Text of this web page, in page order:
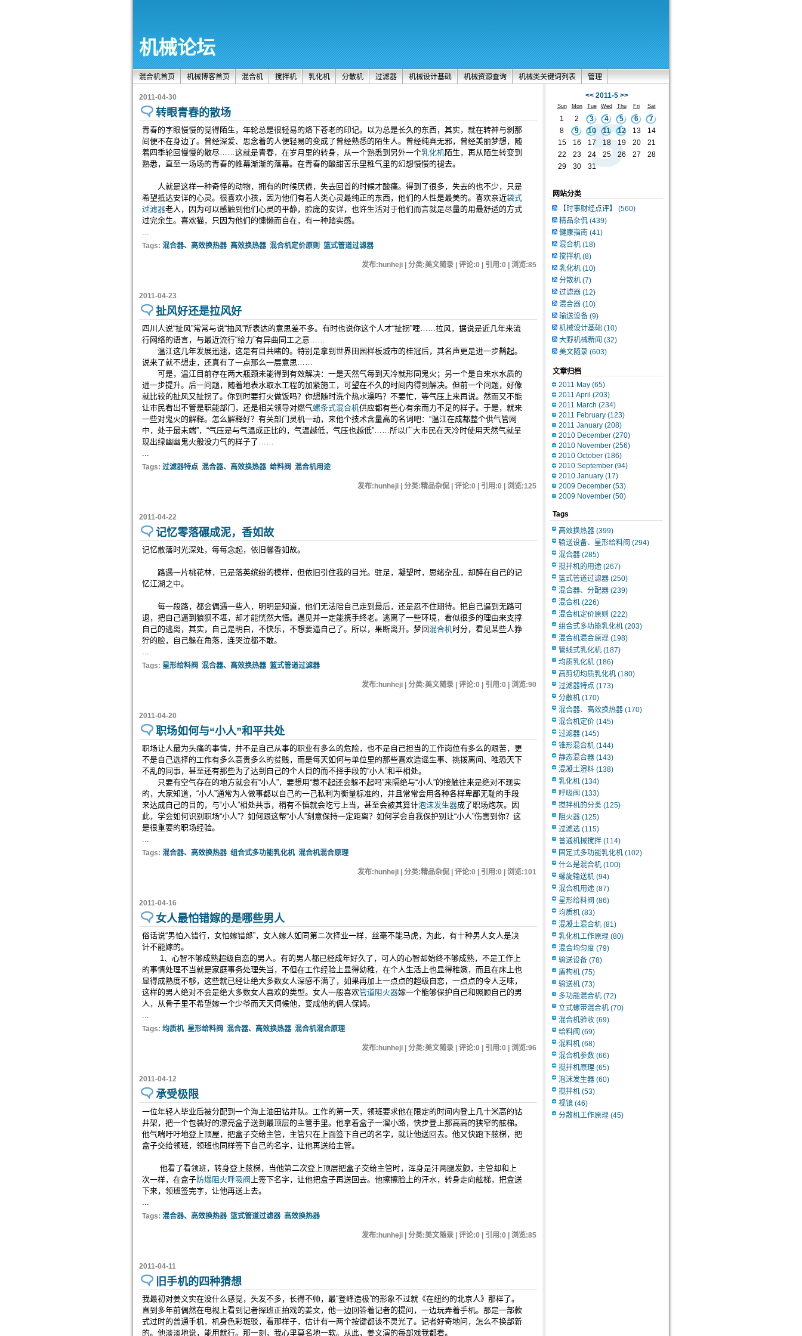
机械论坛
混合机首页 机械博客首页 混合机 搅拌机 乳化机 分散机 过滤器 机械设计基础 机械资源查询 机械类关键词列表 管理
2011-04-30
转眼青春的散场
青春的字眼慢慢的觉得陌生，年轮总是很轻易的烙下苍老的印记。以为总是长久的东西，其实，就在转神与刹那
间便不在身边了。曾经深爱、思念着的人便轻易的变成了曾经熟悉的陌生人。曾经纯真无邪，曾经美丽梦想，随
着四季轮回慢慢的散尽……这就是青春，在岁月里的转身，从一个熟悉到另外一个乳化机陌生，再从陌生转变到
熟悉，直至一场场的青春的帷幕渐渐的落幕。在青春的酸甜苦乐里稚气里的幻想慢慢的褪去。
人就是这样一种奇怪的动物，拥有的时候厌倦，失去回首的时候才酸痛。得到了很多，失去的也不少，只是
希望抵达安详的心灵。很喜欢小孩，因为他们有着人类心灵最纯正的东西，他们的人性是最美的。喜欢亲近袋式
过滤器老人，因为可以感触到他们心灵的平静，脸庞的安详，也许生活对于他们而言就是尽量的用最舒适的方式
过完余生。喜欢猫，只因为他们的慵懒而自在，有一种踏实感。
...
Tags: 混合器、高效换热器 高效换热器 混合机定价原则 篮式管道过滤器
发布:hunheji | 分类:美文随录 | 评论:0 | 引用:0 | 浏览:85
2011-04-23
扯风好还是拉风好
四川人说“扯风”常常与说“抽风”所表达的意思差不多。有时也说你这个人才“扯拐”哩……拉风，据说是近几年来流
行网络的语言，与最近流行“给力”有异曲同工之意……
温江这几年发展迅速，这是有目共睹的。特别是拿到世界田园样板城市的桂冠后，其名声更是进一步鹊起。
说来了就不想走，还真有了一点那么一层意思……
可是，温江目前存在两大瓶颈未能得到有效解决：一是天然气每到天冷就形同鬼火；另一个是自来水水质的
进一步提升。后一问题，随着地表水取水工程的加紧施工，可望在不久的时间内得到解决。但前一个问题，好像
就比较的扯风又扯拐了。你到时要打火做饭吗？你想随时洗个热水澡吗？不要忙，等气压上来再说。然而又不能
让市民看出不管是职能部门，还是相关领导对燃气螺条式混合机供应都有些心有余而力不足的样子。于是，就来
一些对鬼火的解释。怎么解释好？有关部门灵机一动，来他个技术含量高的名词吧：“温江在成都整个供气管网
中，处于最末端”，“气压是与气温成正比的，气温越低，气压也越低”……所以广大市民在天冷时使用天然气就呈
现出绿幽幽鬼火般没力气的样子了……
...
Tags: 过滤器特点 混合器、高效换热器 给料阀 混合机用途
发布:hunheji | 分类:精品杂侃 | 评论:0 | 引用:0 | 浏览:125
2011-04-22
记忆零落碾成泥，香如故
记忆散落时光深处，每每念起，依旧馨香如故。
路遇一片桃花林，已是落英缤纷的模样，但依旧引住我的目光。驻足，凝望时，思绪杂乱，却醉在自己的记
忆江湖之中。
每一段路，都会偶遇一些人，明明是知道，他们无法陪自己走到最后，还是忍不住期待。把自己逼到无路可
退，把自己逼到狼狈不堪，却才能恍然大悟。遇见并一定能携手终老。逃离了一些环境，看似很多的理由来支撑
自己的逃离，其实，自己是明白，不快乐，不想要逼自己了。所以，果断离开。梦回混合机时分，看见某些人狰
狞的脸，自己躲在角落，连哭泣都不敢。
...
Tags: 星形给料阀 混合器、高效换热器 篮式管道过滤器
发布:hunheji | 分类:美文随录 | 评论:0 | 引用:0 | 浏览:90
2011-04-20
职场如何与“小人”和平共处
职场让人最为头痛的事情，并不是自己从事的职业有多么的危险，也不是自己担当的工作岗位有多么的艰苦，更
不是自己选择的工作有多么高贵多么的贫贱，而是每天如何与单位里的那些喜欢造谣生事、挑拨离间、唯恐天下
不乱的同事，甚至还有那些为了达到自己的个人目的而不择手段的“小人”和平相处。
只要有空气存在的地方就会有“小人”，要想用“惹不起还会躲不起吗”来隔绝与“小人”的接触往来是绝对不现实
的，大家知道，“小人”通常为人做事都以自己的一己私利为衡量标准的，并且常常会用各种各样卑鄙无耻的手段
来达成自己的目的，与“小人”相处共事，稍有不慎就会吃亏上当，甚至会被其算计泡沫发生器成了职场炮灰。因
此，学会如何识别职场“小人”？如何跟这帮“小人”刻意保持一定距离？如何学会自我保护别让“小人”伤害到你？这
是很重要的职场经验。
...
Tags: 混合器、高效换热器 组合式多功能乳化机 混合机混合原理
发布:hunheji | 分类:精品杂侃 | 评论:0 | 引用:0 | 浏览:101
2011-04-16
女人最怕错嫁的是哪些男人
俗话说“男怕入错行，女怕嫁错郎”，女人嫁人如同第二次择业一样，丝毫不能马虎，为此，有十种男人女人是决
计不能嫁的。
1、心智不够成熟超级自恋的男人。有的男人都已经成年好久了，可人的心智却始终不够成熟，不是工作上
的事情处理不当就是家庭事务处理失当，不但在工作经验上显得幼稚，在个人生活上也显得稚嫩，而且在床上也
显得成熟度不够，这些就已经让绝大多数女人深感不满了，如果再加上一点点的超级自恋，一点点的令人乏味，
这样的男人绝对不会是绝大多数女人喜欢的类型。女人一般喜欢管道阻火器嫁一个能够保护自己和照顾自己的男
人，从骨子里不希望嫁一个少爷而天天伺候他，变成他的佣人保姆。
...
Tags: 均质机 星形给料阀 混合器、高效换热器 混合机混合原理
发布:hunheji | 分类:美文随录 | 评论:0 | 引用:0 | 浏览:96
2011-04-12
承受极限
一位年轻人毕业后被分配到一个海上油田钻井队。工作的第一天，领班要求他在限定的时间内登上几十米高的钻
井架，把一个包装好的漂亮盒子送到最顶层的主管手里。他拿着盒子一溜小路，快步登上那高高的狭窄的舷梯。
他气喘吁吁地登上顶屋，把盒子交给主管，主管只在上面签下自己的名字，就让他送回去。他又快跑下舷梯，把
盒子交给领班，领班也同样签下自己的名字，让他再送给主管。
他看了看领班，转身登上舷梯，当他第二次登上顶层把盒子交给主管时，浑身是汗两腿发颤，主管却和上
次一样，在盒子防爆阻火呼吸阀 上签下名字，让他把盒子再送回去。他擦擦脸上的汗水，转身走向舷梯，把盒送
下来，领班签完字，让他再送上去。
...
Tags: 混合器、高效换热器 篮式管道过滤器 高效换热器
发布:hunheji | 分类:美文随录 | 评论:0 | 引用:0 | 浏览:85
2011-04-11
旧手机的四种猜想
我最初对姜文实在没什么感觉，头发不多，长得不帅，最“登峰造极”的形象不过就《在纽约的北京人》那样了。
直到多年前偶然在电视上看到记者探班正拍戏的姜文，他一边回答着记者的提问，一边玩弄着手机。那是一部款
式过时的普通手机，机身色彩斑驳，看那样子，估计有一两个按键都该不灵光了。记者好奇地问，怎么不换部新
的。他淡淡地说，能用就行。那一刻，我心里莫名地一软。从此，姜文演的每部戏我都看。
<< 2011-5 >>
Sun Mon Tue Wed Thu Fri Sat
1 2 3 4 5 6
7
8
9 10 11 12 13
14
15
16 17 18 19 20
21
22
23 24 25 26 27
28
29
30 31
网站分类
【时事财经点评】
(560)
精品杂侃 (439)
健康指南 (41)
混合机 (18)
搅拌机 (8)
乳化机 (10)
分散机 (7)
过滤器 (12)
混合器 (10)
输送设备 (9)
机械设计基础 (10)
大野机械新闻 (32)
美文随录 (603)
文章归档
2011 May (65)
2011 April (203)
2011 March (234)
2011 February (123)
2011 January (208)
2010 December (270)
2010 November (256)
2010 October (186)
2010 September (94)
2010 January (17)
2009 December (53)
2009 November (50)
Tags
高效换热器 (399)
输送设备、星形给料阀 (294)
混合器 (285)
搅拌机的用途 (267)
篮式管道过滤器 (250)
混合器、分配器 (239)
混合机 (226)
混合机定价原则 (222)
组合式多功能乳化机 (203)
混合机混合原理 (198)
管线式乳化机 (187)
均质乳化机 (186)
高剪切均质乳化机 (180)
过滤器特点 (173)
分散机 (170)
混合器、高效换热器 (170)
混合机定价 (145)
过滤器 (145)
锥形混合机 (144)
静态混合器 (143)
混凝土湿料 (138)
乳化机 (134)
呼吸阀 (133)
搅拌机的分类 (125)
阻火器 (125)
过滤选 (115)
普通机械搅拌 (114)
固定式多功能乳化机 (102)
什么是混合机 (100)
螺旋输送机 (94)
混合机用途 (87)
星形给料阀 (86)
均质机 (83)
混凝土混合机 (81)
乳化机工作原理 (80)
混合均匀度 (79)
输送设备 (78)
盾构机 (75)
输送机 (73)
多功能混合机 (72)
立式螺带混合机 (70)
混合机验收 (69)
给料阀 (69)
混料机 (68)
混合机参数 (66)
搅拌机原理 (65)
泡沫发生器 (60)
搅拌机 (53)
视镜 (46)
分散机工作原理 (45)